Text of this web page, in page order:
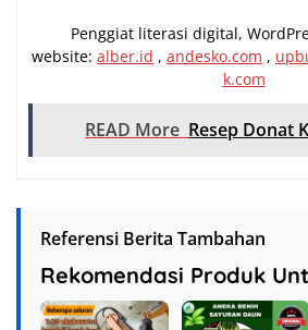
Penggiat literasi digital,
website: alber.id , andesko.com ,
k.com
READ More Resep Donat
Referensi Berita Tambahan
Rekomendasi Produk